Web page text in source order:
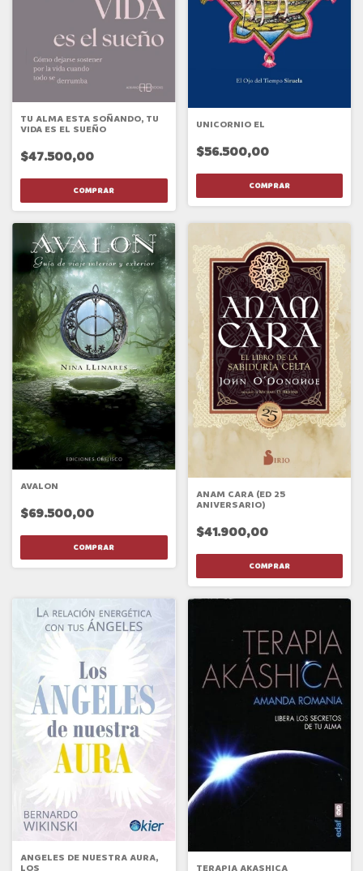
TU ALMA ESTA SOÑANDO, TU
VIDA ES EL SUEÑO
$47.500,00
UNICORNIO EL
$56.500,00
AVALON
$69.500,00
ANAM CARA (ED 25
ANIVERSARIO)
$41.900,00
ANGELES DE NUESTRA AURA,
TERAPIA AKASHICA